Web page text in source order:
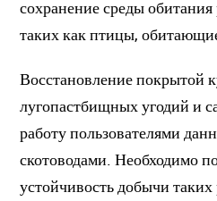
сохранение среды
таких как птицы,
Восстановление покрытой
лугопастбищных угодий и
работу пользователями
скотоводами. Необходимо
устойчивость добычи таких